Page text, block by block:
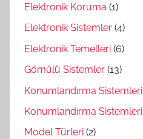
Elektronik Koruma (1)
Elektronik Sistemler (4)
Elektronik Temelleri (6)
Gömülü Sistemler (13)
Konumlandırma Sistemleri
Konumlandırma Sistemleri
Model Türleri (2)